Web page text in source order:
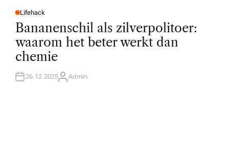
P
O
T
E
D
I
N
Lifehack
Bananenschil als zilverpolitoer:
waarom het beter werkt dan
chemie
26.12.2025A
Admin